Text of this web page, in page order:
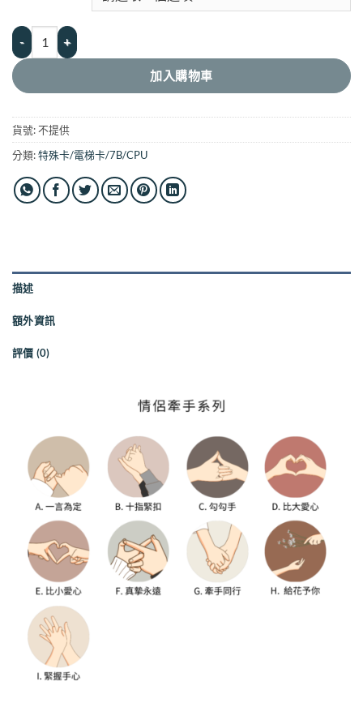
特殊卡｜情侶牽手系列 7B 7字節 175KHZ 250KHZ 300KHZ HID
加入購物車
貨號:不提供
分類:特殊卡/電梯卡/7B/CPU
描述
額外資訊
評價 (0)